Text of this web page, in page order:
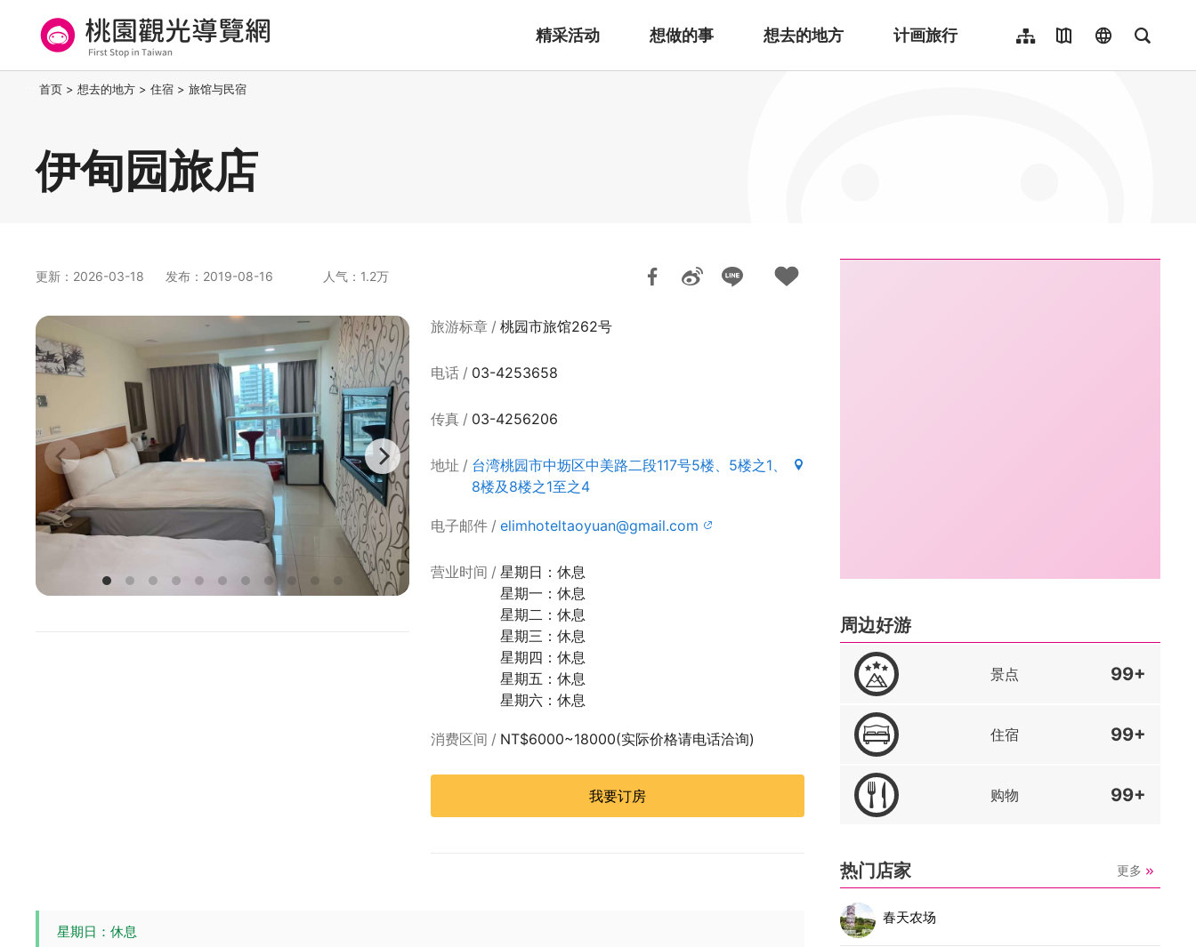
要
桃园观光导览网
精采活动 想做的事 想去的地方 计画旅行
网站导览地图导览language全文检
首页 > 想去的地方 > 住宿 > 旅馆与民宿
伊甸园旅店
更新：2026-03-18 发布：2019-08-16 人气：1.2万
旅游标章 桃园市旅馆262号
电话 03-4253658
传真 03-4256206
地址
台湾桃园市中坜区中美路二段117号5楼、5楼之1、
8楼及8楼之1至之4
电子邮件 elimhoteltaoyuan@gmail.com
营业时间
星期日：休息
星期一：休息
星期二：休息
星期三：休息
星期四：休息
星期五：休息
星期六：休息
消费区间 NT$6000~18000(实际价格请电话洽询)
我要订房
星期日：休息
:::
周边好游
景点 99+
住宿 99+
购物 99+
热门店家 更多
春天农场